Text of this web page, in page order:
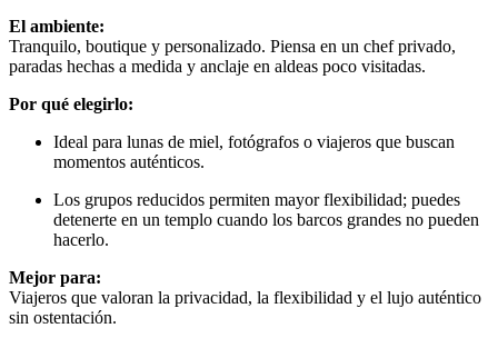
El ambiente:
Tranquilo, boutique y personalizado. Piensa en un chef privado,
paradas hechas a medida y anclaje en aldeas poco visitadas.
Por qué elegirlo:
Ideal para lunas de miel, fotógrafos o viajeros que buscan
momentos auténticos.
Los grupos reducidos permiten mayor flexibilidad; puedes
detenerte en un templo cuando los barcos grandes no pueden
hacerlo.
Mejor para:
Viajeros que valoran la privacidad, la flexibilidad y el lujo auténtico
sin ostentación.